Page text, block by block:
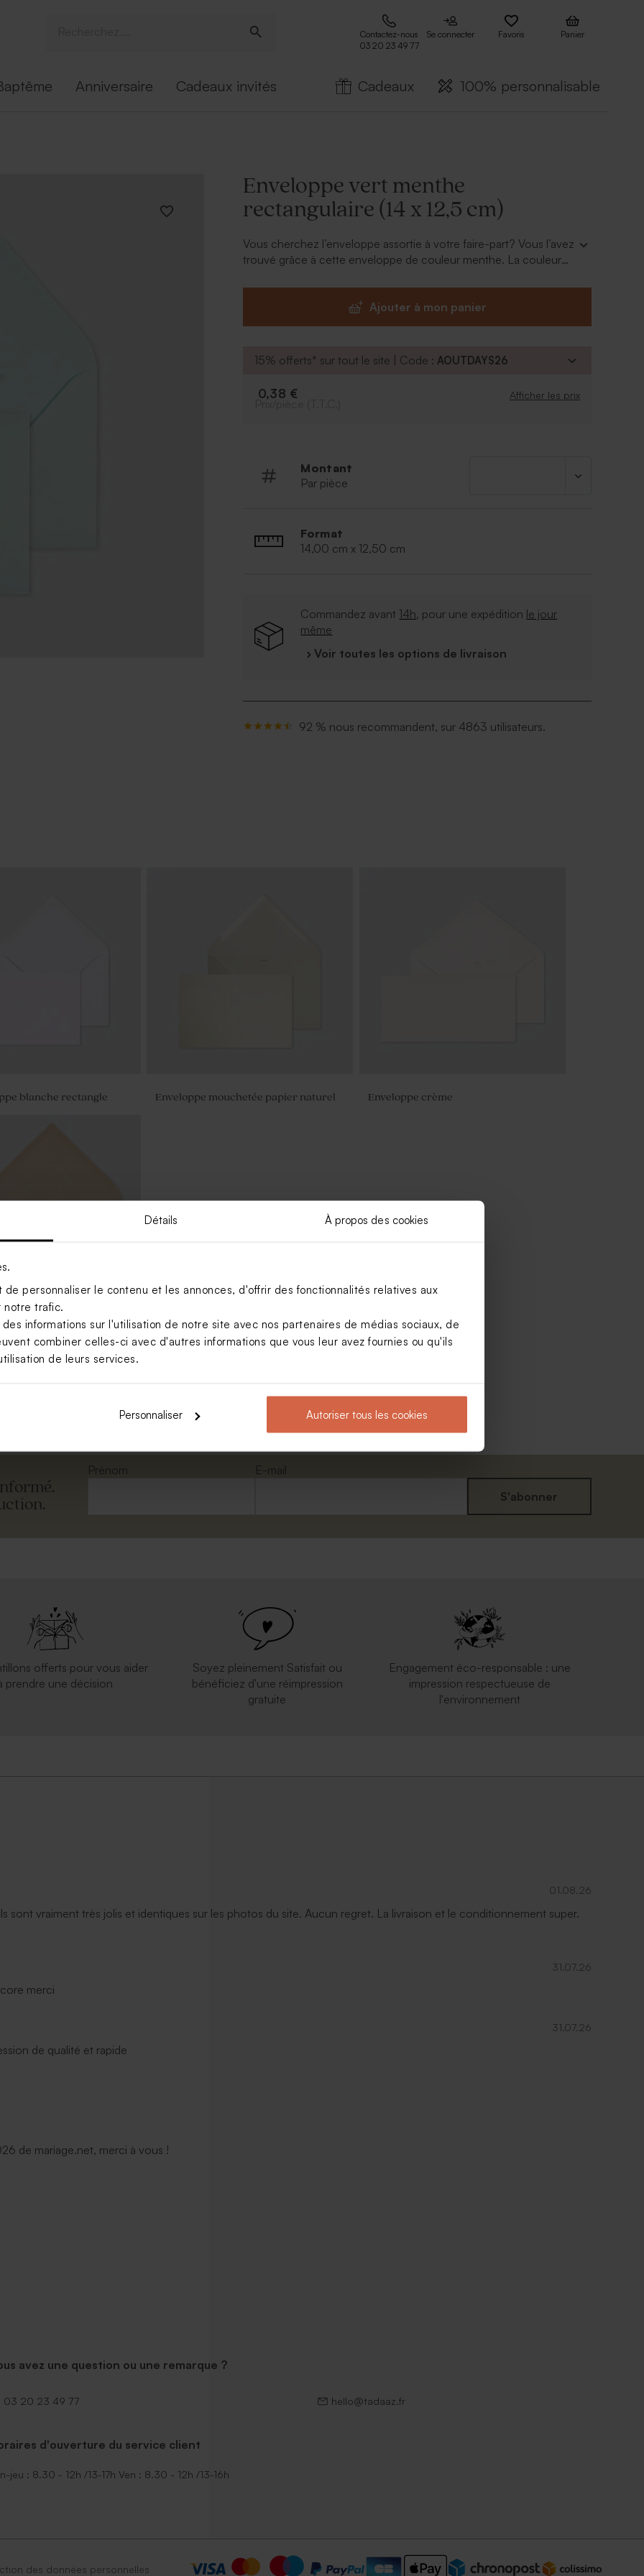
Détails À propos des cookies
personnaliser le contenu et les annonces, d'offrir des fonctionnalités relatives aux
notre trafic.
informations sur l'utilisation de notre site avec nos partenaires de médias sociaux, de
combiner celles-ci avec d'autres informations que vous leur avez fournies ou qu'ils
de leurs services.
Personnaliser Autoriser tous les cookies
Contactez-nous
03 20 23 49 77
Se connecter Favoris Panier
Anniversaire Cadeaux invités Cadeaux 100% personnalisable
Enveloppe vert menthe
rectangulaire (14 x 12,5 cm)
Vous cherchez l’enveloppe assortie à votre faire-part? Vous l’avez
trouvé grâce à cette enveloppe de couleur menthe. La couleur
personnelle comme un timbre de scellage ou une étiquette
Ajouter à mon panier
15% offerts* sur tout le site | Code :AOUTDAYS26
0,38 € Afficher les prix
Montant
Par pièce
Format
14,00 cm x 12,50 cm
Commandez avant 14h, pour une expédition le jour
même
› Voir toutes les options de livraison
92 % nous recommandent, sur 4863 utilisateurs.
blanche rectangle Enveloppe mouchetée papier naturel Enveloppe crème
papier kraft
Prénom
E-mail
S'abonner
offerts pour vous aider
prendre une décision
Soyez pleinement Satisfait ou
bénéficiez d'une réimpression
gratuite
Engagement éco-responsable : une
impression respectueuse de
l'environnement
01.08.26
sont vraiment très jolis et identiques sur les photos du site. Aucun regret. La livraison et le conditionnement super.
31.07.26
merci
31.07.26
de qualité et rapide
de mariage.net, merci à vous !
avez une question ou une remarque ?
03 20 23 49 77 hello@tadaaz.fr
d'ouverture du service client
jeu : 8.30 - 12h /13-17h Ven : 8.30 - 12h /13-16h
des données personnelles